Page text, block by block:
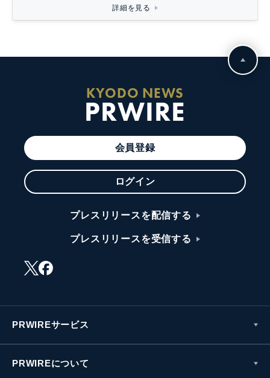
詳細を見る
KYODO NEWS
PRWIRE
会員登録
ログイン
プレスリリースを配信する
プレスリリースを受信する
PRWIREサービス
PRWIREについて